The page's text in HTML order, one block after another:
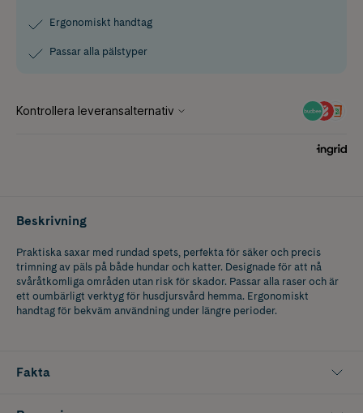
Ergonomiskt handtag
Passar alla pälstyper
Beskrivning
Praktiska saxar med rundad spets, perfekta för säker och precis
trimning av päls på både hundar och katter. Designade för att nå
svåråtkomliga områden utan risk för skador. Passar alla raser och är
ett oumbärligt verktyg för husdjursvård hemma. Ergonomiskt
handtag för bekväm användning under längre perioder.
Fakta